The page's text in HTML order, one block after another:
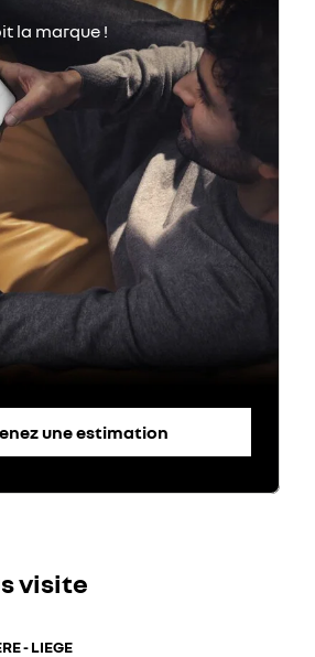
une estimation
visite
- LIEGE